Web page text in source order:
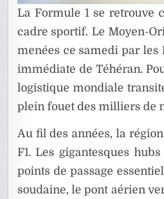
La Formule 1 se retrouve
cadre sportif. Le Moyen-
menées ce samedi par les
immédiate de Téhéran.
logistique mondiale
plein fouet des milliers de
Au fil des années, la
F1. Les gigantesques
points de passage
soudaine, le pont aérien